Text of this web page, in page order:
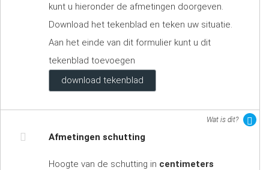
kunt u hieronder de afmetingen doorgeven.
Download het tekenblad en teken uw situatie.
Aan het einde van dit formulier kunt u dit
tekenblad toevoegen
download tekenblad
Wat is dit?
Afmetingen schutting
Hoogte van de schutting in centimeters